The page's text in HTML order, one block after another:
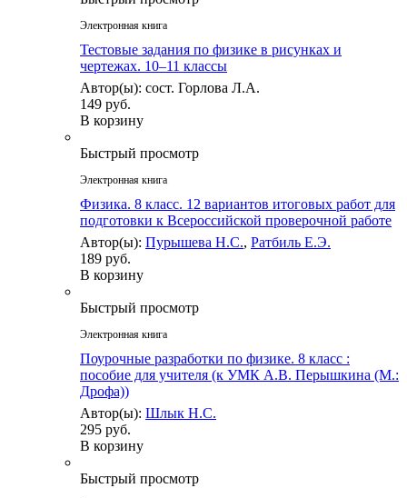
Электронная книга
Тестовые задания по физике в рисунках и
чертежах. 10–11 классы
Автор(ы): сост. Горлова Л.А.
149 руб.
В корзину
Быстрый просмотр
Электронная книга
Физика. 8 класс. 12 вариантов итоговых работ для
подготовки к Всероссийской проверочной работе
Автор(ы): Пурышева Н.С., Ратбиль Е.Э.
189 руб.
В корзину
Быстрый просмотр
Электронная книга
Поурочные разработки по физике. 8 класс :
пособие для учителя (к УМК А.В. Перышкина (М.:
Дрофа))
Автор(ы): Шлык Н.С.
295 руб.
В корзину
Быстрый просмотр